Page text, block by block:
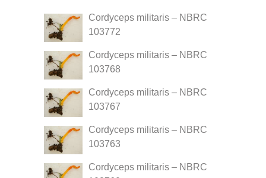
Cordyceps militaris – NBRC
103772
Cordyceps militaris – NBRC
103768
Cordyceps militaris – NBRC
103767
Cordyceps militaris – NBRC
103763
Cordyceps militaris – NBRC